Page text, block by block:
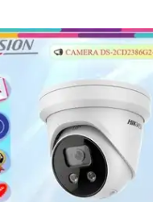
điều kiện môi trường.